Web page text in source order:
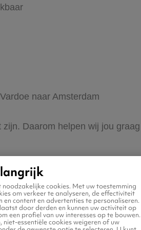
naar Amsterdam
Daarom helpen wij jou
cookies. Met uw toestemming
om verkeer te analyseren, de effectiviteit
en content en advertenties te personaliseren.
door derden en kunnen uw activiteit op
een profiel van uw interesses op te bouwen.
niet-essentiële cookies weigeren of uw